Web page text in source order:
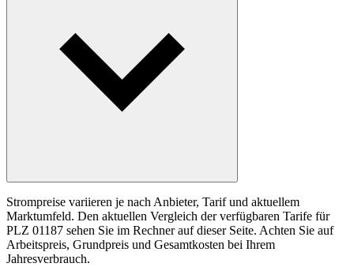
Strompreise variieren je nach Anbieter, Tarif und aktuellem
Marktumfeld. Den aktuellen Vergleich der verfügbaren Tarife für
PLZ 01187 sehen Sie im Rechner auf dieser Seite. Achten Sie auf
Arbeitspreis, Grundpreis und Gesamtkosten bei Ihrem
Jahresverbrauch.